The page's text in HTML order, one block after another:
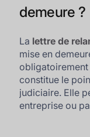
demeure ?
La lettre de
mise en
constitue le
judiciaire. Elle
entreprise ou